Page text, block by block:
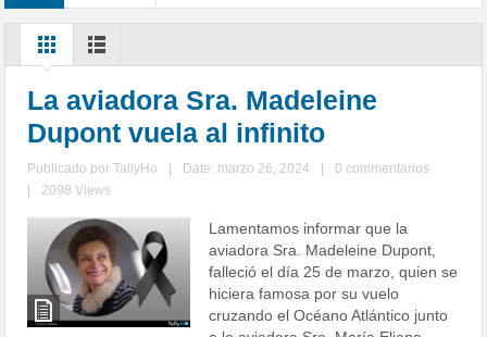
La aviadora Sra. Madeleine
Dupont vuela al infinito
Publicado porTallyHo Date: marzo 26, 2024
0 commentarios
2098 Views
Lamentamos informar que la
aviadora Sra. Madeleine Dupont,
falleció el día 25 de marzo, quien se
hiciera famosa por su vuelo
cruzando el Océano Atlántico junto